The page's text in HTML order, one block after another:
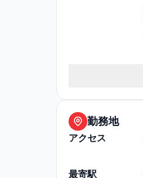
その他
勤務地
アクセス
最寄駅